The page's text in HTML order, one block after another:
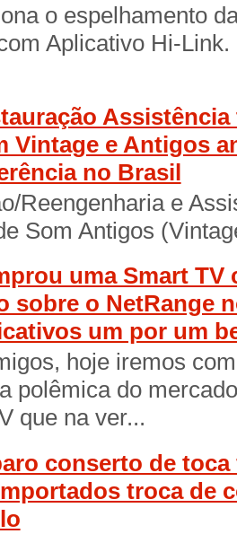
o espelhamento
Aplicativo Hi-
Vintage e Antigos
no Brasil
Reengenharia e
Som Antigos
uma Smart TV
sobre o NetRange
um por um
hoje iremos
polêmica do
que na ver...
conserto de
troca de